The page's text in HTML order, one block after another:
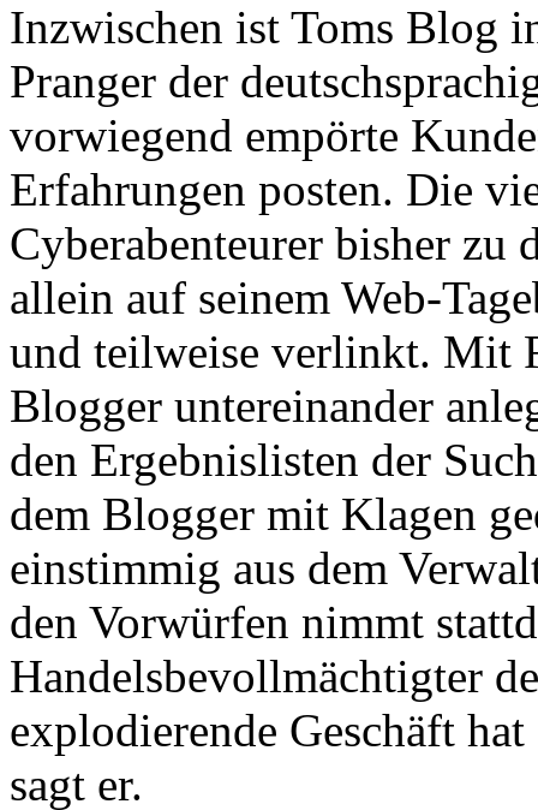
Inzwischen ist Toms Blog
Pranger der
vorwiegend empörte
Erfahrungen posten. Die
Cyberabenteurer bisher zu
allein auf seinem Web-
und teilweise verlinkt. Mit
Blogger untereinander
den Ergebnislisten der
dem Blogger mit Klagen
einstimmig aus dem
den Vorwürfen nimmt
Handelsbevollmächtigter
explodierende Geschäft
sagt er.